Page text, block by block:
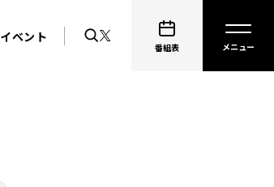
イベント
番組表